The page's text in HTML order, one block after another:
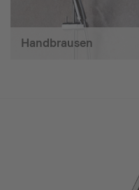
Handbrausen